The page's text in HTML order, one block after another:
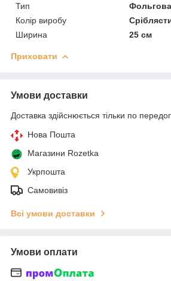
Тип
Колір виробу
Ширина
25 см
Приховати
Умови доставки
Доставка здійснюється тільки по
Нова Пошта
Магазини Rozetka
Укрпошта
Самовивіз
Всі умови доставки
Умови оплати